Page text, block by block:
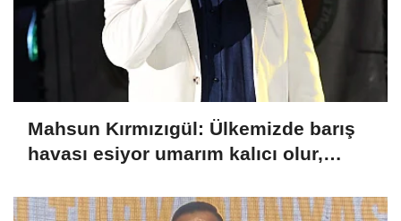
Mahsun Kırmızıgül: Ülkemizde barış
havası esiyor umarım kalıcı olur,